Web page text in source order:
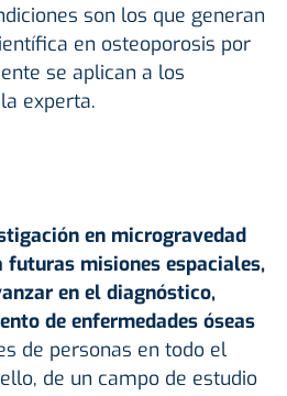
son los que generan
en osteoporosis por
se aplican a los
experta.
en microgravedad
futuras misiones espaciales,
en el diagnóstico,
de enfermedades óseas
de personas en todo el
de un campo de estudio